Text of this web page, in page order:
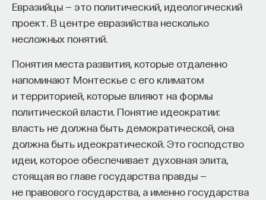
Евразийцы — это политический, идеологический
проект. В центре евразийства несколько
несложных понятий.
Понятия места развития, которые отдаленно
напоминают Монтескье с его климатом
и территорией, которые влияют на формы
политической власти. Понятие идеократии:
власть не должна быть демократической, она
должна быть идеократической. Это господство
идеи, которое обеспечивает духовная элита,
стоящая во главе государства правды —
не правового государства, а именно государства
оно формируется. Нам долго казалось, что
преподаватель может просто хорошо и логично
его и затем воспроизвести. Но самый важный
момент происходит потом, когда человек
остается один на один с этим материалом
и пытается что-то с ним сделать. И получается,
что настоящее образование происходит
не в аудитории, а за ее пределами».
ИИ полезен не как костыль, а как
сложный собеседник